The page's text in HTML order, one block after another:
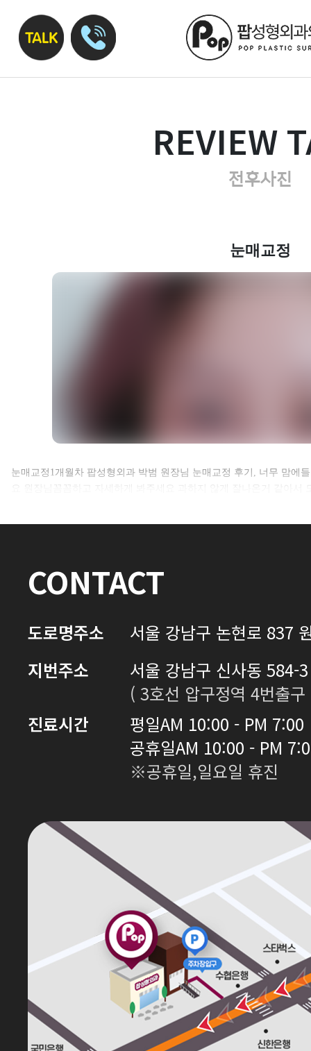
REVIEW
전후사진
눈매교정
셀카후기 전체 내용은
로그인 후 확인하실 수 있습니다.
눈매교정1개월차 팝성형외과 박범 원장님 눈매교정 후기, 너무 맘에
요 원장님꼼꼼하고 자세하게 봐주세요 과하지 않게 잘나온거 같아서
CONTACT
도로명주소
서울 강남구 논현로 837
지번주소
서울 강남구 신사동 584-
( 3호선 압구정역 4번출
진료시간
평일AM 10:00 - PM 7:00
공휴일AM 10:00 - PM
※공휴일,일요일 휴진